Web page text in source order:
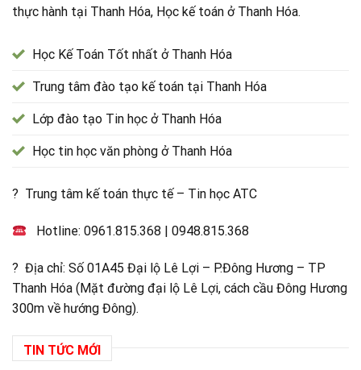
thực hành tại Thanh Hóa, Học kế toán ở Thanh Hóa.
Học Kế Toán Tốt nhất ở Thanh Hóa
Trung tâm đào tạo kế toán tại Thanh Hóa
Lớp đào tạo Tin học ở Thanh Hóa
Học tin học văn phòng ở Thanh Hóa
? Trung tâm kế toán thực tế – Tin học ATC
Hotline:0961.815.368 |0948.815.368
? Địa chỉ: Số 01A45 Đại lộ Lê Lợi – P.Đông Hương – TP
Thanh Hóa (Mặt đường đại lộ Lê Lợi, cách cầu Đông Hương
300m về hướng Đông).
TIN TỨC MỚI